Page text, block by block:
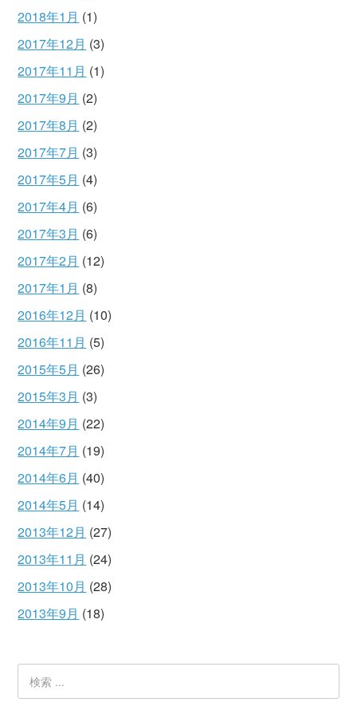
2018年1月 (1)
2017年12月 (3)
2017年11月 (1)
2017年9月 (2)
2017年8月 (2)
2017年7月 (3)
2017年5月 (4)
2017年4月 (6)
2017年3月 (6)
2017年2月 (12)
2017年1月 (8)
2016年12月 (10)
2016年11月 (5)
2015年5月 (26)
2015年3月 (3)
2014年9月 (22)
2014年7月 (19)
2014年6月 (40)
2014年5月 (14)
2013年12月 (27)
2013年11月 (24)
2013年10月 (28)
2013年9月 (18)